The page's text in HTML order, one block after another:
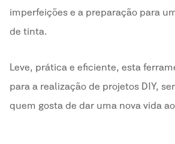
imperfeições e a preparação para
de tinta.
Leve, prática e eficiente, esta
para a realização de projetos DIY,
quem gosta de dar uma nova vida